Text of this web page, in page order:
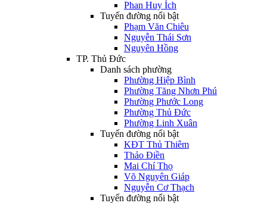
Phan Huy Ích
Tuyến đường nổi bật
Phạm Văn Chiêu
Nguyễn Thái Sơn
Nguyên Hồng
TP. Thủ Đức
Danh sách phường
Phường Hiệp Bình
Phường Tăng Nhơn Phú
Phường Phước Long
Phường Thủ Đức
Phường Linh Xuân
Tuyến đường nổi bật
KĐT Thủ Thiêm
Thảo Điền
Mai Chí Thọ
Võ Nguyên Giáp
Nguyễn Cơ Thạch
Tuyến đường nổi bật